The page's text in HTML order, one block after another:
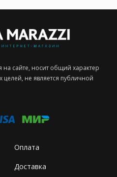
сайте, носит общий характер
целей, не является публичной
Оплата
Доставка